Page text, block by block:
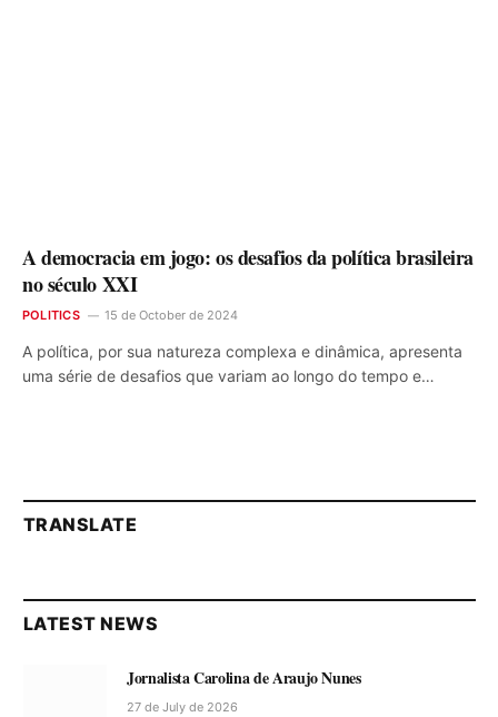
A democracia em jogo: os desafios da política brasileira
no século XXI
POLITICS 15 de October de 2024
A política, por sua natureza complexa e dinâmica, apresenta
uma série de desafios que variam ao longo do tempo e…
TRANSLATE
LATEST NEWS
Jornalista Carolina de Araujo Nunes
27 de July de 2026